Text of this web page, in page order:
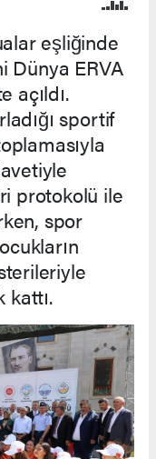
eşliğinde
Dünya ERVA
açıldı.
sportif
protokolü ile
spor
kattı.